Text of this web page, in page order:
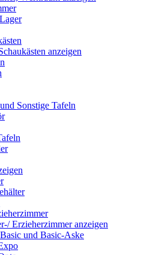
anzeigen
Sonstige Tafeln
Erzieherzimmer anzeigen
und Basic-Aske